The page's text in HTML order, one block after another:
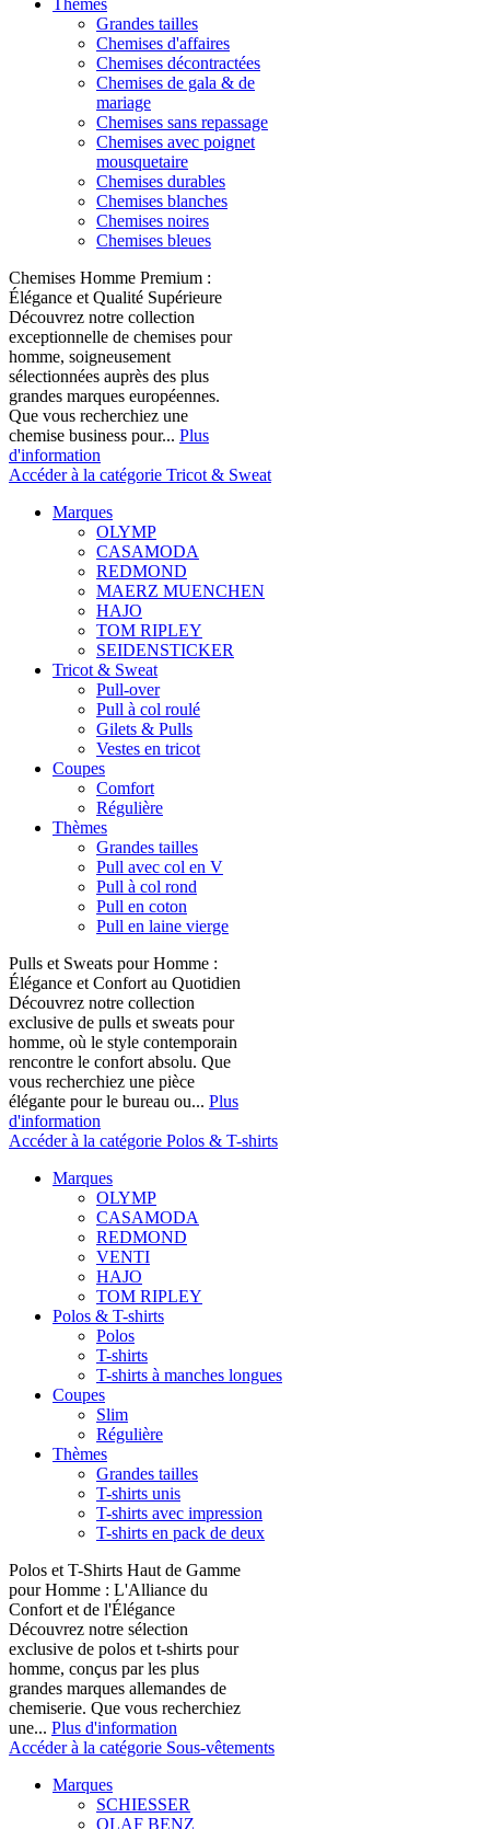
Thèmes
Grandes tailles
Chemises d'affaires
Chemises décontractées
Chemises de gala & de
mariage
Chemises sans repassage
Chemises avec poignet
mousquetaire
Chemises durables
Chemises blanches
Chemises noires
Chemises bleues
Chemises Homme Premium :
Élégance et Qualité Supérieure
Découvrez notre collection
exceptionnelle de chemises pour
homme, soigneusement
sélectionnées auprès des plus
grandes marques européennes.
Que vous recherchiez une
chemise business pour... Plus
d'information
Accéder à la catégorie Tricot & Sweat
Marques
OLYMP
CASAMODA
REDMOND
MAERZ MUENCHEN
HAJO
TOM RIPLEY
SEIDENSTICKER
Tricot & Sweat
Pull-over
Pull à col roulé
Gilets & Pulls
Vestes en tricot
Coupes
Comfort
Régulière
Thèmes
Grandes tailles
Pull avec col en V
Pull à col rond
Pull en coton
Pull en laine vierge
Pulls et Sweats pour Homme :
Élégance et Confort au Quotidien
Découvrez notre collection
exclusive de pulls et sweats pour
homme, où le style contemporain
rencontre le confort absolu. Que
vous recherchiez une pièce
élégante pour le bureau ou... Plus
d'information
Accéder à la catégorie Polos & T-shirts
Marques
OLYMP
CASAMODA
REDMOND
VENTI
HAJO
TOM RIPLEY
Polos & T-shirts
Polos
T-shirts
T-shirts à manches longues
Coupes
Slim
Régulière
Thèmes
Grandes tailles
T-shirts unis
T-shirts avec impression
T-shirts en pack de deux
Polos et T-Shirts Haut de Gamme
pour Homme : L'Alliance du
Confort et de l'Élégance
Découvrez notre sélection
exclusive de polos et t-shirts pour
homme, conçus par les plus
grandes marques allemandes de
chemiserie. Que vous recherchiez
une... Plus d'information
Accéder à la catégorie Sous-vêtements
Marques
SCHIESSER
OLAF BENZ